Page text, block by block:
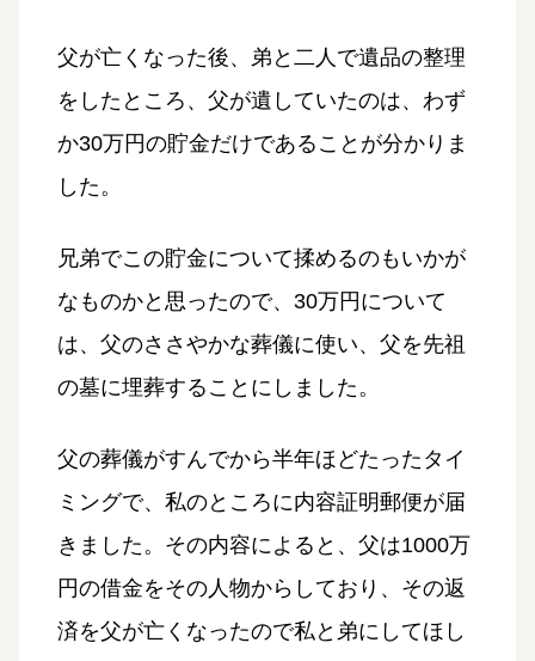
父が亡くなった後、弟と二人で遺品の整理
をしたところ、父が遺していたのは、わず
か30万円の貯金だけであることが分かりま
した。
兄弟でこの貯金について揉めるのもいかが
なものかと思ったので、30万円について
は、父のささやかな葬儀に使い、父を先祖
の墓に埋葬することにしました。
父の葬儀がすんでから半年ほどたったタイ
ミングで、私のところに内容証明郵便が届
きました。その内容によると、父は1000万
円の借金をその人物からしており、その返
済を父が亡くなったので私と弟にしてほし